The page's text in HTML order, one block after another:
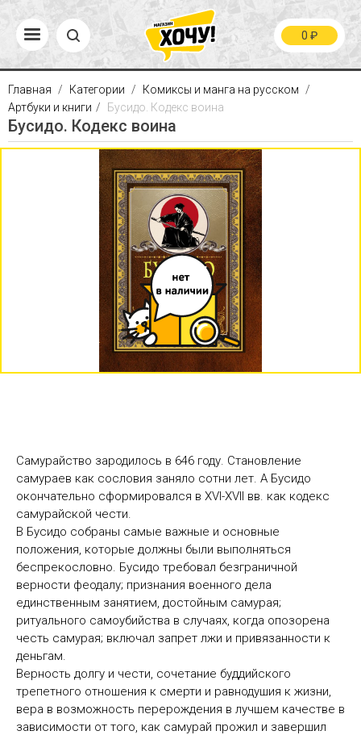
0 ₽
Главная Категории
Комиксы и манга на русском
Артбуки и книги
Бусидо. Кодекс воина
Бусидо. Кодекс воина
Самурайство зародилось в 646 году. Становление
самураев как сословия заняло сотни лет. А Бусидо
окончательно сформировался в XVI-XVII вв. как кодекс
самурайской чести.
В Бусидо собраны самые важные и основные
положения, которые должны были выполняться
беспрекословно. Бусидо требовал безграничной
верности феодалу; признания военного дела
единственным занятием, достойным самурая;
ритуального самоубийства в случаях, когда опозорена
честь самурая; включал запрет лжи и привязанности к
деньгам.
Верность долгу и чести, сочетание буддийского
трепетного отношения к смерти и равнодушия к жизни,
вера в возможность перерождения в лучшем качестве в
зависимости от того, как самурай прожил и завершил